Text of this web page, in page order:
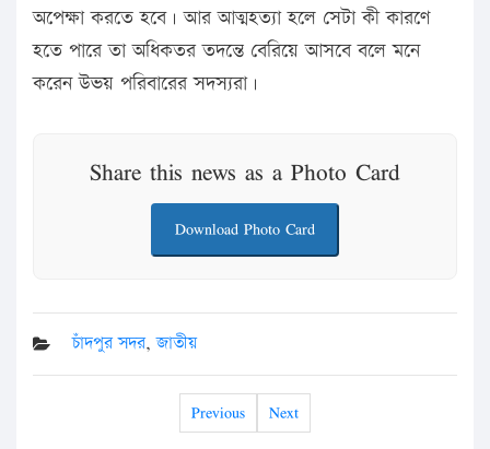
অপেক্ষা করতে হবে। আর আত্মহত্যা হলে সেটা কী কারণে
হতে পারে তা অধিকতর তদন্তে বেরিয়ে আসবে বলে মনে
করেন উভয় পরিবারের সদস্যরা।
Share this news as a Photo Card
Download Photo Card
চাঁদপুর সদর,জাতীয়
Previous Next